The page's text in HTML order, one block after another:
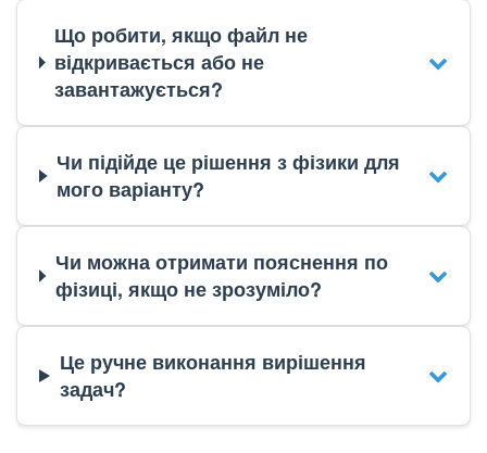
Що робити, якщо файл не
відкривається або не
завантажується?
Чи підійде це рішення з фізики для
мого варіанту?
Чи можна отримати пояснення по
фізиці, якщо не зрозуміло?
Це ручне виконання вирішення
задач?